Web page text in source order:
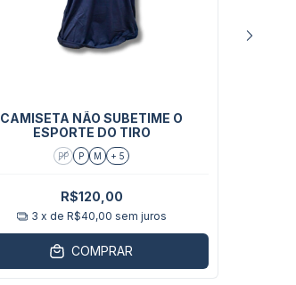
CAMISETA NÃO SUBETIME O
ESPORTE DO TIRO
PP P M + 5
R$120,00
3 x de R$40,00 sem juros
COMPRAR